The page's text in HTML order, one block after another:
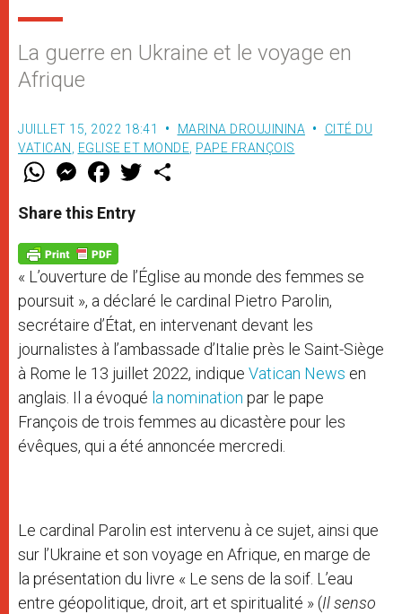
La guerre en Ukraine et le voyage en
Afrique
JUILLET 15, 2022 18:41 MARINA DROUJININA
CITÉ DU
VATICAN
EGLISE ET MONDE PAPE FRANÇOIS
W
t
s
p
p
M
e
s
e
g
e
r
F
a
e
b
o
k
w
Share this Entry
« L’ouverture de l’Église au monde des femmes se
poursuit », a déclaré le cardinal Pietro Parolin,
secrétaire d’État, en intervenant devant les
journalistes à l’ambassade d’Italie près le Saint-Siège
à Rome le 13 juillet 2022, indique Vatican News en
anglais. Il a évoqué la nomination par le pape
François de trois femmes au dicastère pour les
évêques, qui a été annoncée mercredi.
Le cardinal Parolin est intervenu à ce sujet, ainsi que
sur l’Ukraine et son voyage en Afrique, en marge de
la présentation du livre « Le sens de la soif. L’eau
entre géopolitique, droit, art et spiritualité » (Il senso